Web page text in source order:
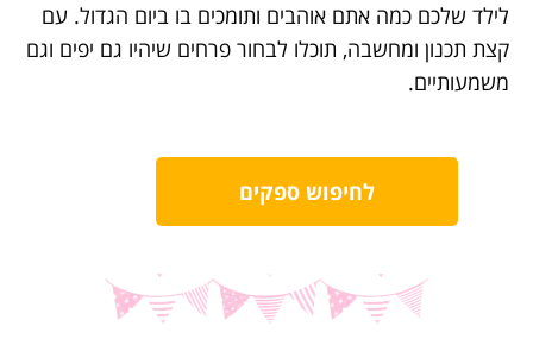
לילד שלכם כמה אתם אוהבים ותומכים בו ביום הגדול. עם
קצת תכנון ומחשבה, תוכלו לבחור פרחים שיהיו גם יפים וגם
משמעותיים.
לחיפוש ספקים